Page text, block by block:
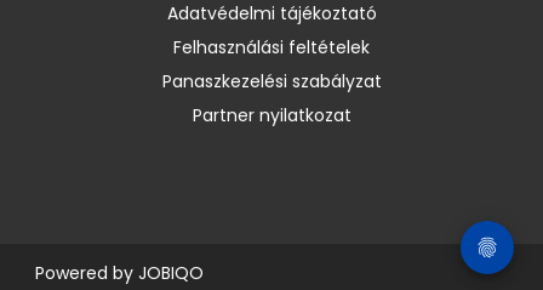
Adatvédelmi tájékoztató
Felhasználási feltételek
Panaszkezelési szabályzat
Partner nyilatkozat
Powered by JOBIQO